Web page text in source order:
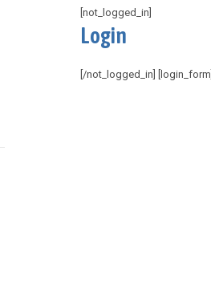
[not_logged_in]
Login
[/not_logged_in] [login_form]